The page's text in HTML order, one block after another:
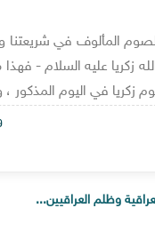
الصوم المألوف في
زكريا عليه السلام -
في اليوم المذكور ،
وظلم العراقيين...